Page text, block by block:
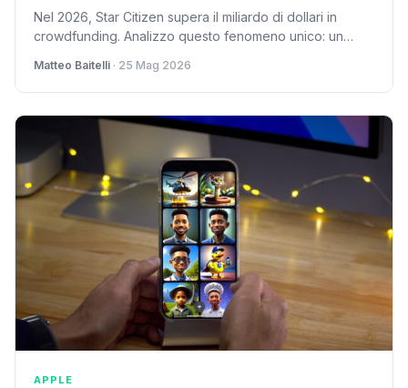
Nel 2026, Star Citizen supera il miliardo di dollari in
crowdfunding. Analizzo questo fenomeno unico: un
dibattito acceso.
Matteo Baitelli · 25 Mag 2026
APPLE